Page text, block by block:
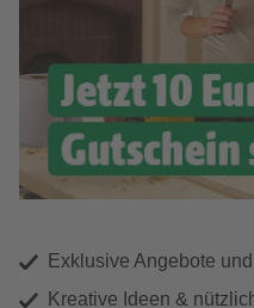
Exklusive Angebote
Kreative Ideen &